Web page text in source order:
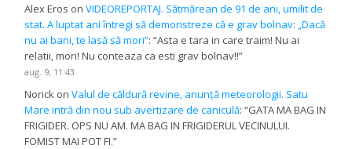
Alex Eros onVIDEOREPORTAJ. Sătmărean de 91 de ani, umilit de
stat. A luptat ani întregi să demonstreze că e grav bolnav: „Dacă
nu ai bani, te lasă să mori”: “Asta e tara in care traim! Nu ai
relatii, mori! Nu conteaza ca esti grav bolnav!!”
aug. 9, 11:43
Norick onValul de căldură revine, anunță meteorologii. Satu
Mare intră din nou sub avertizare de caniculă: “GATA MA BAG IN
FRIGIDER. OPS NU AM. MA BAG IN FRIGIDERUL VECINULUI.
FOMIST MAI POT FI.”